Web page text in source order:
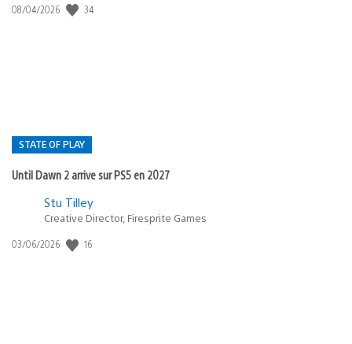
Date
08/04/2026 34
STATE OF PLAY
Until Dawn 2 arrive sur PS5 en 2027
Postée
:
Stu Tilley
Creative Director, Firesprite Games
Date
03/06/2026 16